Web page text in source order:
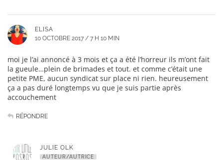
ELISA
10 OCTOBRE 2017 / 7 H 10 MIN
moi je l’ai annoncé à 3 mois et ça a été l’horreur ils m’ont fait
la gueule…plein de brimades et tout. et comme c’était une
petite PME, aucun syndicat sur place ni rien. heureusement
ça a pas duré longtemps vu que je suis partie après
accouchement
RÉPONDRE
JULIE OLK
AUTEUR/AUTRICE